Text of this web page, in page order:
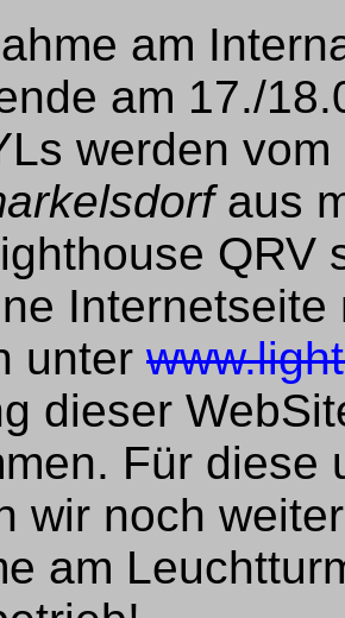
am
am 17./
werden
aus
QRV
unter
dieser
Für diese
wir noch
am